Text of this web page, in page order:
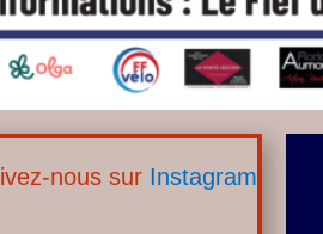
nous sur Instagram